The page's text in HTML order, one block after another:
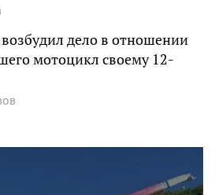
дело в отношении
мотоцикл своему 12-